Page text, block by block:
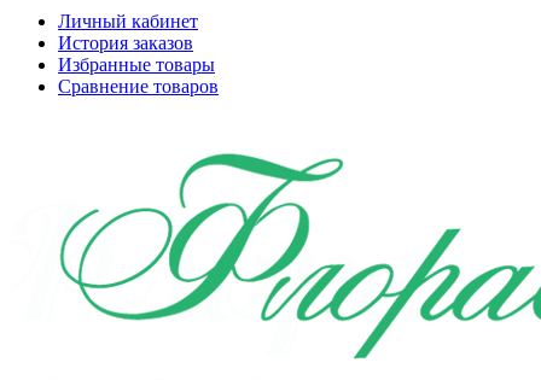
Личный кабинет
История заказов
Избранные товары
Сравнение товаров